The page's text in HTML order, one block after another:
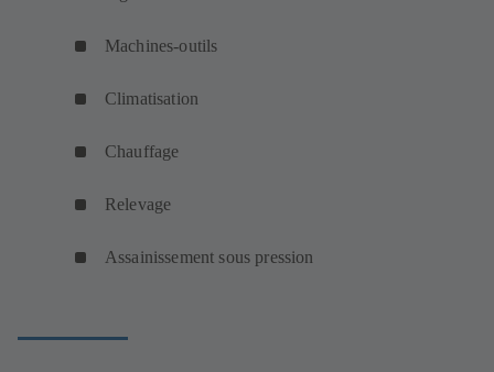
Machines-outils
Climatisation
Chauffage
Relevage
Assainissement sous pression